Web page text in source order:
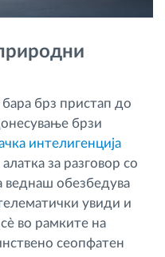
брз пристап до
брзи
интелигенција
за разговор со
веднаш обезбедува
увиди и
во рамките на
сеопфатен